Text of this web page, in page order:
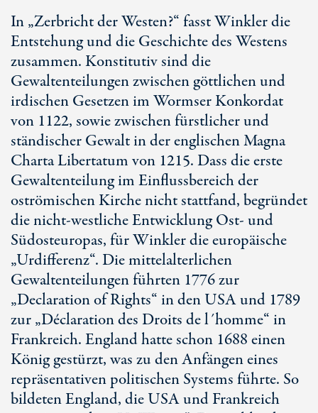
In „Zerbricht der Westen?“ fasst Winkler die
Entstehung und die Geschichte des Westens
zusammen. Konstitutiv sind die
Gewaltenteilungen zwischen göttlichen und
irdischen Gesetzen im Wormser Konkordat
von 1122, sowie zwischen fürstlicher und
ständischer Gewalt in der englischen Magna
Charta Libertatum von 1215. Dass die erste
Gewaltenteilung im Einflussbereich der
oströmischen Kirche nicht stattfand, begründet
die nicht-westliche Entwicklung Ost- und
Südosteuropas, für Winkler die europäische
„Urdifferenz“. Die mittelalterlichen
Gewaltenteilungen führten 1776 zur
„Declaration of Rights“ in den USA und 1789
zur „Déclaration des Droits de l´homme“ in
Frankreich. England hatte schon 1688 einen
König gestürzt, was zu den Anfängen eines
repräsentativen politischen Systems führte. So
bildeten England, die USA und Frankreich